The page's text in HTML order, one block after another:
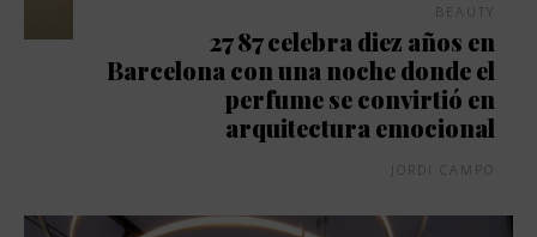
BEAUTY
27 87 celebra diez años en
Barcelona con una noche donde el
perfume se convirtió en
arquitectura emocional
JORDI CAMPO